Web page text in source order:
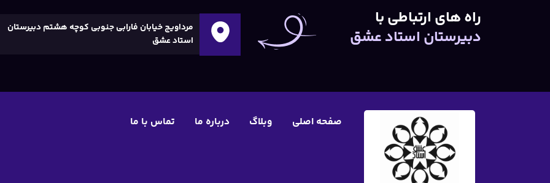
راه های ارتباطی با
دبیرستان استاد عشق
مرداویج خیابان فارابی جنوبی کوچه هشتم دبیرستان
استاد عشق
صفحه اصلی وبلاگ درباره ما تماس با ما